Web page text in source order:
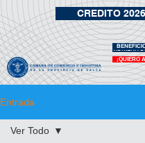
¡QUIERO
VIDRIERA
CREDITO 2026
Entrada
Ver Todo